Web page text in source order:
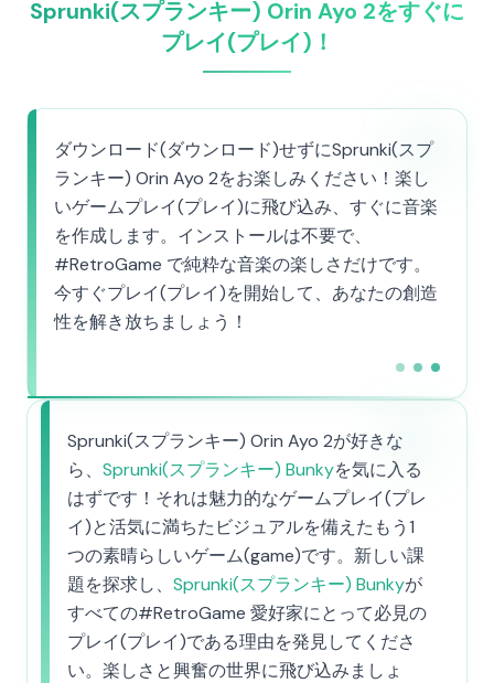
Sprunki(スプランキー) Orin Ayo 2をすぐに
プレイ(プレイ)！
ダウンロード(ダウンロード)せずにSprunki(スプ
ランキー) Orin Ayo 2をお楽しみください！楽し
いゲームプレイ(プレイ)に飛び込み、すぐに音楽
を作成します。インストールは不要で、
#RetroGame で純粋な音楽の楽しさだけです。
今すぐプレイ(プレイ)を開始して、あなたの創造
性を解き放ちましょう！
Sprunki(スプランキー) Orin Ayo 2が好きな
ら、 Sprunki(スプランキー) Bunkyを気に入る
はずです！それは魅力的なゲームプレイ(プレ
イ)と活気に満ちたビジュアルを備えたもう1
つの素晴らしいゲーム(game)です。新しい課
題を探求し、 Sprunki(スプランキー) Bunkyが
すべての#RetroGame 愛好家にとって必見の
プレイ(プレイ)である理由を発見してくださ
い。楽しさと興奮の世界に飛び込みましょ